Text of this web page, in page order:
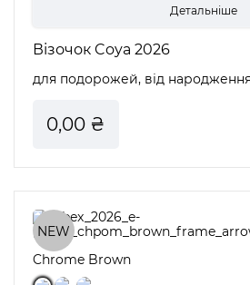
Детальніше
Візочок Coya 2026
для подорожей, від народження
0,00 ₴
NEW
Chrome Brown